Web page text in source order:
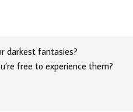
darkest fantasies?
free to experience them?